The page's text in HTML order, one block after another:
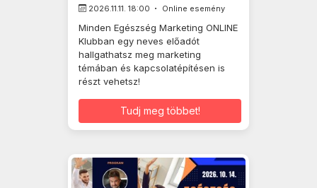
2026.11.11. 18:00 Online esemény
Minden Egészség Marketing ONLINE
Klubban egy neves előadót
hallgathatsz meg marketing
témában és kapcsolatépítésen is
részt vehetsz!
Tudj meg többet!